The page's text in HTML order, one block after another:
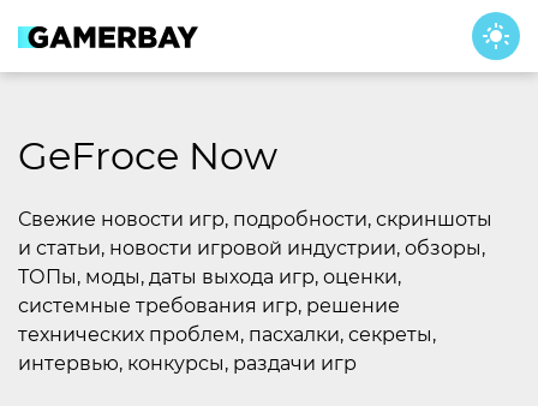
content
GeFroce Now
Свежие новости игр, подробности, скриншоты
и статьи, новости игровой индустрии, обзоры,
ТОПы, моды, даты выхода игр, оценки,
системные требования игр, решение
технических проблем, пасхалки, секреты,
интервью, конкурсы, раздачи игр